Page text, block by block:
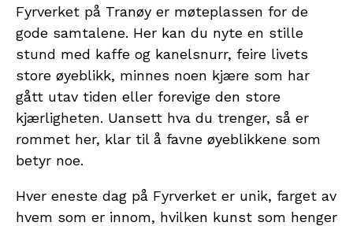
Fyrverket på Tranøy er møteplassen for de
gode samtalene. Her kan du nyte en stille
stund med kaffe og kanelsnurr, feire livets
store øyeblikk, minnes noen kjære som har
gått utav tiden eller forevige den store
kjærligheten. Uansett hva du trenger, så er
rommet her, klar til å favne øyeblikkene som
betyr noe.
Hver eneste dag på Fyrverket er unik, farget av
hvem som er innom, hvilken kunst som henger